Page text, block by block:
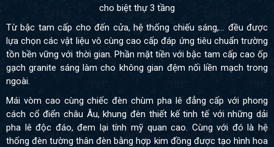
cho biệt thự 3 tầng
Từ bậc tam cấp cho đến cửa, hệ thống chiếu sáng,... đều được
lựa chọn các vật liệu vô cùng cao cấp đáp ứng tiêu chuẩn trường
tồn bền vững với thời gian. Phần mặt tiền với bậc tam cấp cao ốp
gạch granite sáng làm cho không gian đệm nối liền mạch trong
ngoài.
Mái vòm cao cùng chiếc đèn chùm pha lê đẳng cấp với phong
cách cổ điển châu Âu, khung đèn thiết kế tinh tế với những dải
pha lê độc đáo, đem lại tính mỹ quan cao. Cùng với đó là hệ
thống đèn tường thân đèn bằng hợp kim đồng được tạo hình hoa